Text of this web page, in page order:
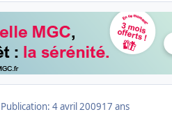
Publication: 4 avril 200917 ans